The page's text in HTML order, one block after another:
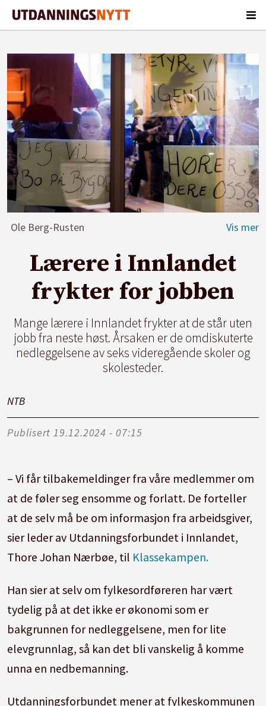
Ole Berg-Rusten
Lærere i Innlandet
frykter for jobben
Mange lærere i Innlandet frykter at de står uten
jobb fra neste høst. Årsaken er de omdiskuterte
nedleggelsene av seks videregående skoler og
skolesteder.
NTB
Publisert 19.12.2024 - 07:15
– Vi får tilbakemeldinger fra våre medlemmer om
at de føler seg ensomme og forlatt. De forteller
at de selv må be om informasjon fra arbeidsgiver,
sier leder av Utdanningsforbundet i Innlandet,
Thore Johan Nærbøe, til Klassekampen.
Han sier at selv om fylkesordføreren har vært
tydelig på at det ikke er økonomi som er
bakgrunnen for nedleggelsene, men for lite
elevgrunnlag, så kan det bli vanskelig å komme
unna en nedbemanning.
Utdanningsforbundet mener at fylkeskommunen